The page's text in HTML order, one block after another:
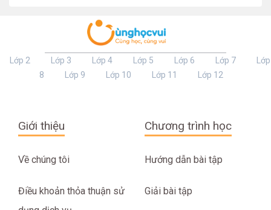
Lớp 2 Lớp 3 Lớp 4 Lớp 5 Lớp 6 Lớp 7
Lớp
8
Lớp 9 Lớp 10 Lớp 11 Lớp 12
Giới thiệu
Về chúng tôi
Điều khoản thỏa thuận sử
Chương trình học
Hướng dẫn bài tập
Giải bài tập